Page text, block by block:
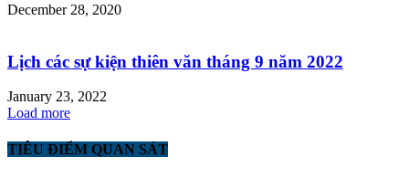
December 28, 2020
Lịch các sự kiện thiên văn tháng 9 năm 2022
January 23, 2022
Load more
TIÊU ĐIỂM QUAN SÁT